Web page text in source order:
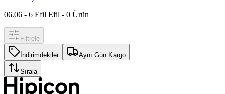
06.06 - 6 Efil Efil - 0 Ürün
Filtrele
İndirimdekiler Aynı Gün Kargo
Sırala